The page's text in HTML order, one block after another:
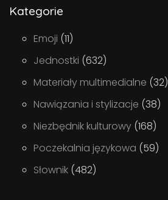
Kategorie
Emoji (11)
Jednostki (632)
Materiały multimedialne (32)
Nawiązania i stylizacje (38)
Niezbędnik kulturowy (168)
Poczekalnia językowa (59)
Słownik (482)